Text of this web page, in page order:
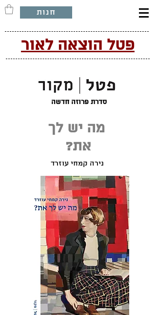
חנות
פטל הוצאה לאור
סדרת פרוזה חדשה
מה יש לך
את?
נירה קמחי עוזרד